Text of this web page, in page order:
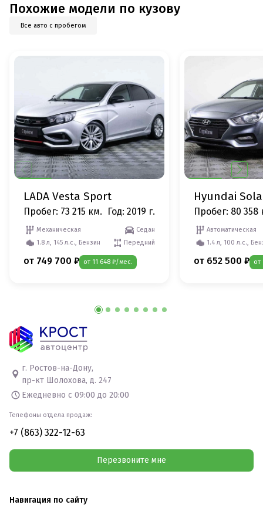
Похожие модели по кузову
Все авто с пробегом
LADA Vesta Sport
Пробег: 73 215 км. Год: 2019 г.
Механическая
Седан
1.8 л, 145 л.с., Бензин
Передний
от 749 700 ₽ от 11 648 ₽/мес.
Hyundai
Пробег: 80 358
Автоматическая
1.4 л, 100 л.с.,
от 652 500 ₽ от
г. Ростов-на-Дону,
пр-кт Шолохова, д. 247
Ежедневно с 09:00 до 20:00
Телефоны отдела продаж:
+7 (863) 322-12-63
Перезвоните мне
Навигация по сайту